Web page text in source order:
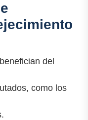
del
como los